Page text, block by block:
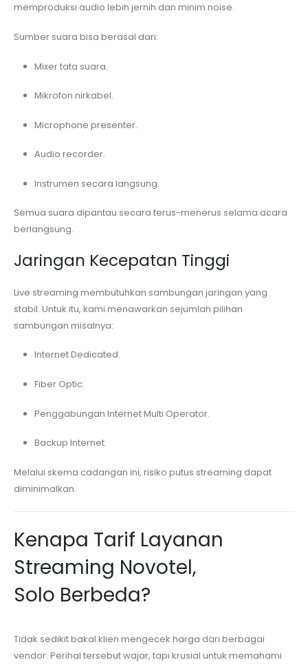
memproduksi audio lebih jernih dan minim noise.
Sumber suara bisa berasal dari:
Mixer tata suara.
Mikrofon nirkabel.
Microphone presenter.
Audio recorder.
Instrumen secara langsung.
Semua suara dipantau secara terus-menerus selama acara
berlangsung.
Jaringan Kecepatan Tinggi
Live streaming membutuhkan sambungan jaringan yang
stabil. Untuk itu, kami menawarkan sejumlah pilihan
sambungan misalnya:
Internet Dedicated.
Fiber Optic.
Penggabungan Internet Multi Operator.
Backup Internet.
Melalui skema cadangan ini, risiko putus streaming dapat
diminimalkan.
Kenapa Tarif Layanan
Streaming Novotel,
Solo Berbeda?
Tidak sedikit bakal klien mengecek harga dari berbagai
vendor. Perihal tersebut wajar, tapi krusial untuk memahami